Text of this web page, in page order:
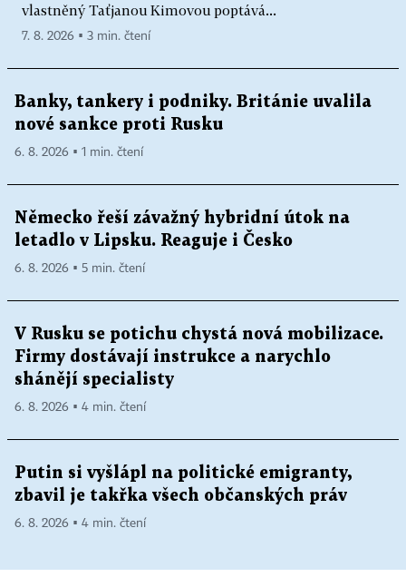
vlastněný Taťjanou Kimovou poptává...
7. 8. 2026 ▪ 3 min. čtení
Banky, tankery i podniky. Británie uvalila
nové sankce proti Rusku
6. 8. 2026 ▪ 1 min. čtení
Německo řeší závažný hybridní útok na
letadlo v Lipsku. Reaguje i Česko
6. 8. 2026 ▪ 5 min. čtení
V Rusku se potichu chystá nová mobilizace.
Firmy dostávají instrukce a narychlo
shánějí specialisty
6. 8. 2026 ▪ 4 min. čtení
Putin si vyšlápl na politické emigranty,
zbavil je takřka všech občanských práv
6. 8. 2026 ▪ 4 min. čtení